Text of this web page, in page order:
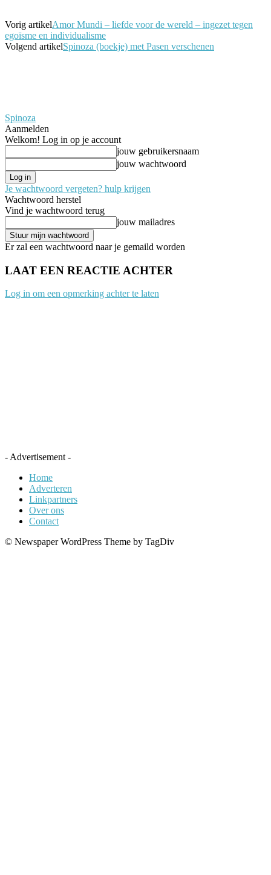
Vorig artikelAmor Mundi – liefde voor de wereld – ingezet tegen
egoïsme en individualisme
Volgend artikelSpinoza (boekje) met Pasen verschenen
Spinoza
Aanmelden
Welkom! Log in op je account
jouw gebruikersnaam
jouw wachtwoord
Je wachtwoord vergeten? hulp krijgen
Wachtwoord herstel
Vind je wachtwoord terug
jouw mailadres
Er zal een wachtwoord naar je gemaild worden
LAAT EEN REACTIE ACHTER
Log in om een opmerking achter te laten
- Advertisement -
Home
Adverteren
Linkpartners
Over ons
Contact
© Newspaper WordPress Theme by TagDiv